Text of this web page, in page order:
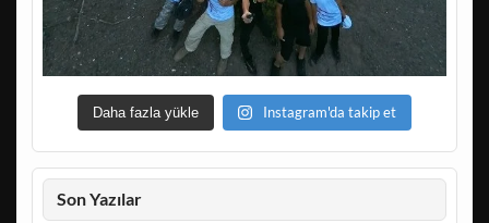
Daha fazla yükle Instagram'da takip et
Son Yazılar